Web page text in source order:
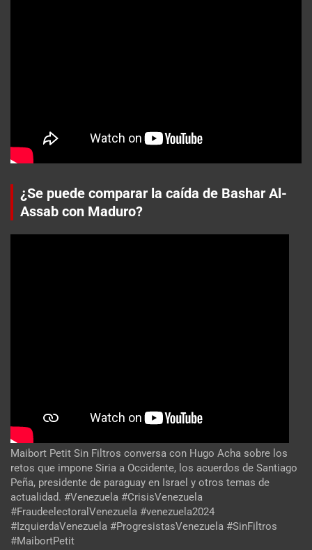
¿Se puede comparar la caída de Bashar Al-
Assab con Maduro?
Maibort Petit Sin Filtros conversa con Hugo Acha sobre los
retos que impone Siria a Occidente, los acuerdos de Santiago
Peña, presidente de paraguay en Israel y otros temas de
actualidad. #Venezuela #CrisisVenezuela
#FraudeelectoralVenezuela #venezuela2024
#IzquierdaVenezuela #ProgresistasVenezuela #SinFiltros
#MaibortPetit